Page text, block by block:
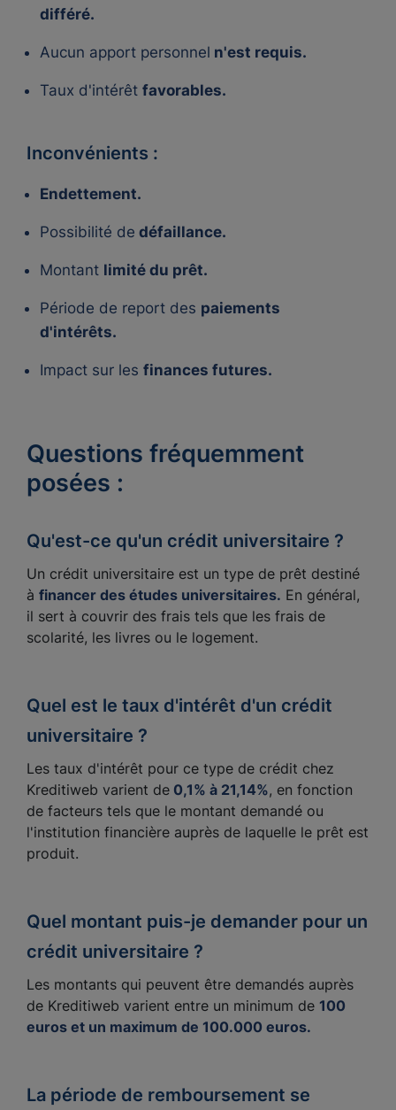
différé.
Aucun apport personnel n'est requis.
Taux d'intérêt favorables.
Inconvénients :
Endettement.
Possibilité de défaillance.
Montant limité du prêt.
Période de report des paiements
d'intérêts.
Impact sur les finances futures.
Questions fréquemment
posées :
Qu'est-ce qu'un crédit universitaire ?
Un crédit universitaire est un type de prêt destiné
à financer des études universitaires. En général,
il sert à couvrir des frais tels que les frais de
scolarité, les livres ou le logement.
Quel est le taux d'intérêt d'un crédit
universitaire ?
Les taux d'intérêt pour ce type de crédit chez
Kreditiweb varient de 0,1% à 21,14%, en fonction
de facteurs tels que le montant demandé ou
l'institution financière auprès de laquelle le prêt est
produit.
Quel montant puis-je demander pour un
crédit universitaire ?
Les montants qui peuvent être demandés auprès
de Kreditiweb varient entre un minimum de 100
euros et un maximum de 100.000 euros.
La période de remboursement se